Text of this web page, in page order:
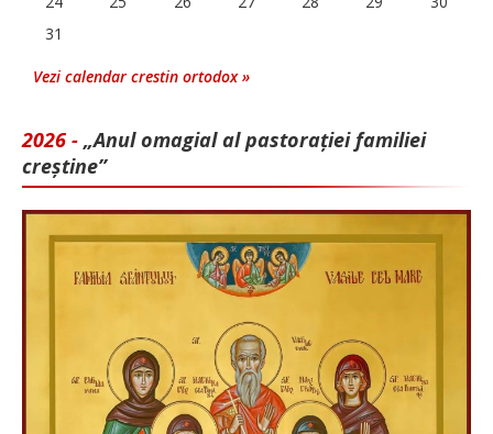
31
Vezi calendar crestin ortodox »
2026 - „Anul omagial al pastorației familiei
creștine”